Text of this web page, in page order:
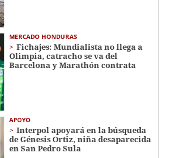
MERCADO HONDURAS
Fichajes: Mundialista no llega a
Olimpia, catracho se va del
Barcelona y Marathón contrata
APOYO
Interpol apoyará en la búsqueda
de Génesis Ortiz, niña desaparecida
en San Pedro Sula